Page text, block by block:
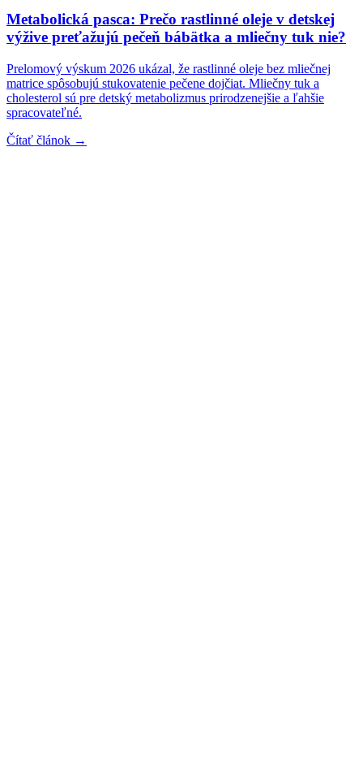
Metabolická pasca: Prečo rastlinné oleje v detskej
výžive preťažujú pečeň bábätka a mliečny tuk nie?
Prelomový výskum 2026 ukázal, že rastlinné oleje bez mliečnej
matrice spôsobujú stukovatenie pečene dojčiat. Mliečny tuk a
cholesterol sú pre detský metabolizmus prirodzenejšie a ľahšie
spracovateľné.
Čítať článok →